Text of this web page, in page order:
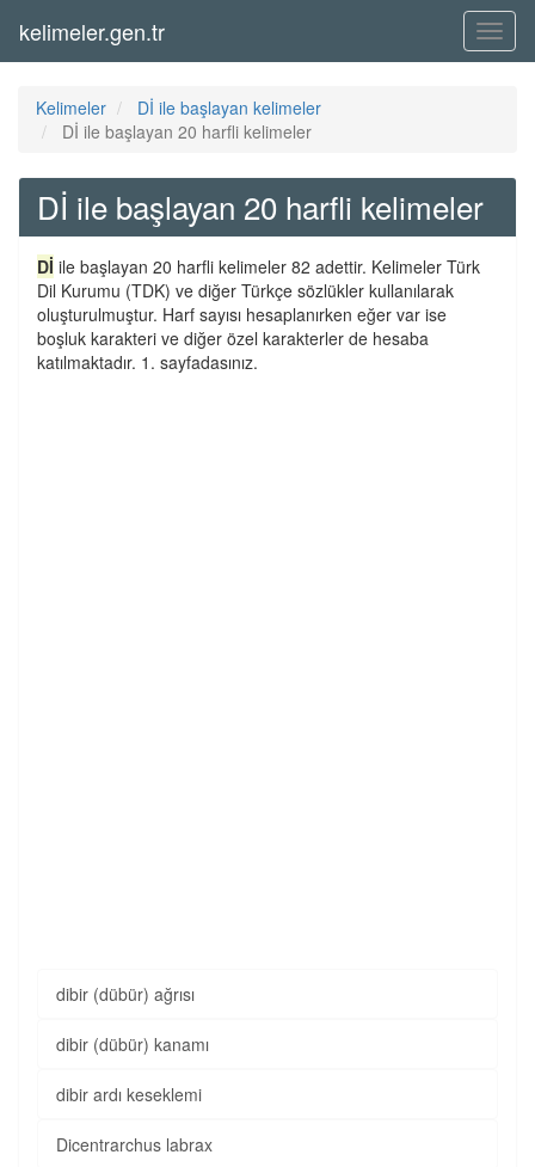
Menü
kelimeler.gen.tr
Kelimeler
Dİ ile başlayan kelimeler
Dİ ile başlayan 20 harfli kelimeler
Dİ ile başlayan 20 harfli kelimeler
Dİ ile başlayan 20 harfli kelimeler 82 adettir. Kelimeler Türk
Dil Kurumu (TDK) ve diğer Türkçe sözlükler kullanılarak
oluşturulmuştur. Harf sayısı hesaplanırken eğer var ise
boşluk karakteri ve diğer özel karakterler de hesaba
katılmaktadır. 1. sayfadasınız.
dibir (dübür) ağrısı
dibir (dübür) kanamı
dibir ardı keseklemi
Dicentrarchus labrax